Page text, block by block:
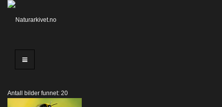
Antall bilder funnet: 20